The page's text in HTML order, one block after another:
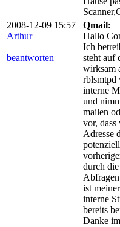
2008-12-09 15:57
Arthur
beantworten
Qmail:
Hallo
Ich
steht auf
wirksam
rblsmtpd
interne
und
mailen
vor,
Adresse
durch
ist
interne
bereits
Danke